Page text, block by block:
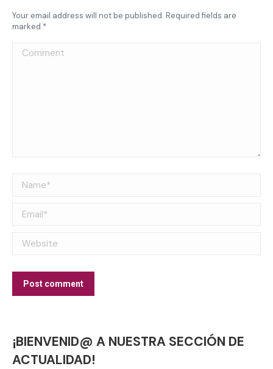
Your email address will not be published. Required fields are
marked *
Comment
Name *
Email *
Website
Post comment
¡BIENVENID@ A NUESTRA SECCIÓN DE
ACTUALIDAD!